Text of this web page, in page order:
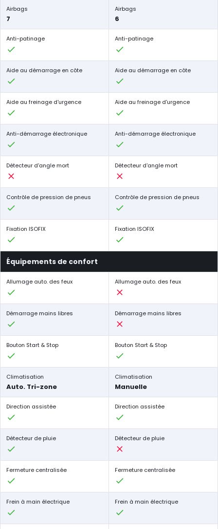
Airbags
7
Airbags
6
Anti-patinage Anti-patinage
Aide au démarrage en côte Aide au démarrage en côte
Aide au freinage d'urgence Aide au freinage d'urgence
Anti-démarrage électronique Anti-démarrage électronique
Détecteur d'angle mort Détecteur d'angle mort
Contrôle de pression de pneus Contrôle de pression de pneus
Fixation ISOFIX Fixation ISOFIX
Équipements de confort
Allumage auto. des feux Allumage auto. des feux
Démarrage mains libres Démarrage mains libres
Bouton Start & Stop Bouton Start & Stop
Climatisation
Auto. Tri-zone
Climatisation
Manuelle
Direction assistée Direction assistée
Détecteur de pluie Détecteur de pluie
Fermeture centralisée Fermeture centralisée
Frein à main électrique Frein à main électrique